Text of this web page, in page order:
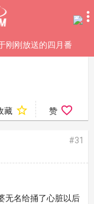
刚刚放送的四月番
藏  赞 
#31
无名给捅了心脏以后